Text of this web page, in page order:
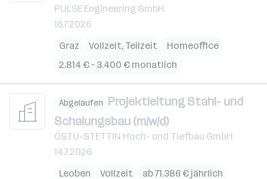
PULSE Engineering GmbH
16.7.2026
Graz
Vollzeit, Teilzeit
Homeoffice
2.814 € – 3.400 € monatlich
Abgelaufen Projektleitung Stahl- und
Schalungsbau (m/w/d)
ÖSTU-STETTIN Hoch- und Tiefbau GmbH
14.7.2026
Leoben
Vollzeit ab 71.386 € jährlich